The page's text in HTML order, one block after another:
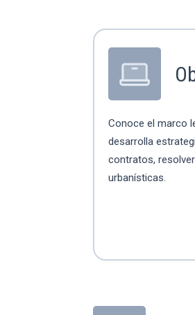
Conoce el marco
desarrolla
contratos,
urbanísticas.